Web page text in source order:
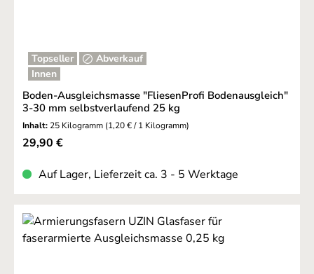
Topseller
Abverkauf
Innen
Boden-Ausgleichsmasse "FliesenProfi Bodenausgleich"
3-30 mm selbstverlaufend 25 kg
Inhalt: 25 Kilogramm (1,20 € / 1 Kilogramm)
Regulärer Preis:
29,90 €
Auf Lager, Lieferzeit ca. 3 - 5 Werktage